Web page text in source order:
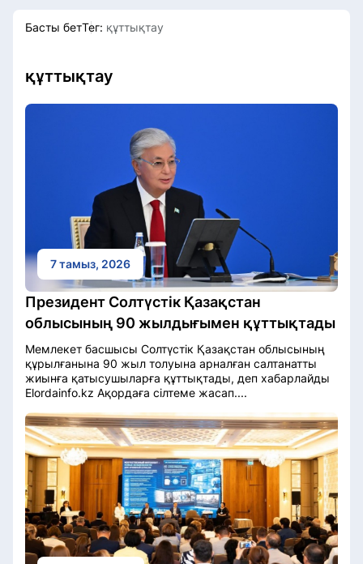
Басты бетТег: құттықтау
құттықтау
7 тамыз, 2026
Президент Солтүстік Қазақстан
облысының 90 жылдығымен құттықтады
Мемлекет басшысы Солтүстік Қазақстан облысының
құрылғанына 90 жыл толуына арналған салтанатты
жиынға қатысушыларға құттықтады, деп хабарлайды
Elordainfo.kz Ақордаға сілтеме жасап....